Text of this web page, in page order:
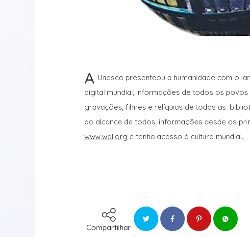
A Unesco presenteou a humanidade com o
digital mundial, informações de todos os
gravações, filmes e relíquias de todas as
ao alcance de todos, informações desde os
www.wdl.org e tenha acesso á cultura mundial.
Compartilhar